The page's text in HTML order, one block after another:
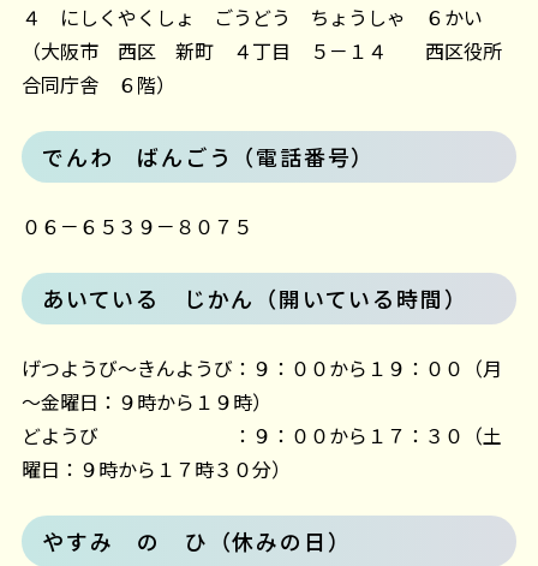
４ にしくやくしょ ごうどう ちょうしゃ ６かい
（大阪市 西区 新町 ４丁目 ５－１４ 西区役所
合同庁舎 ６階）
でんわ ばんごう（電話番号）
０６－６５３９－８０７５
あいている じかん（開いている時間）
げつようび～きんようび：９：００から１９：００（月
～金曜日：９時から１９時）
どようび ：９：００から１７：３０（土
曜日：９時から１７時３０分）
やすみ の ひ（休みの日）